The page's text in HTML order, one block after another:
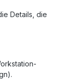
Details, die